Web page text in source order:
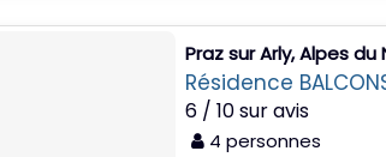
Praz sur Arly, Alpes du
Résidence
6 / 10 sur avis
4 personnes